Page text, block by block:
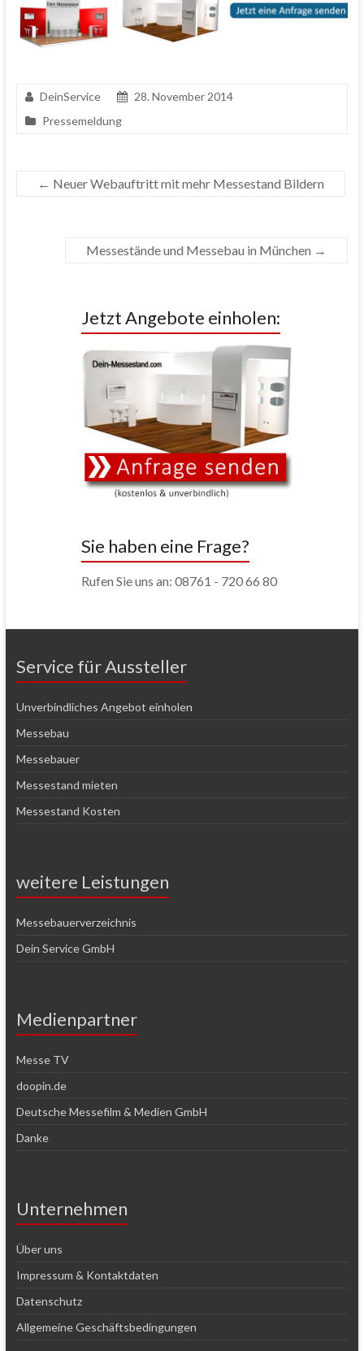
DeinService
28. November 2014
Pressemeldung
← Neuer Webauftritt mit mehr Messestand Bildern
Messestände und Messebau in München →
Jetzt Angebote einholen:
Sie haben eine Frage?
Rufen Sie uns an: 08761 - 720 66 80
Service für Aussteller
Unverbindliches Angebot einholen
Messebau
Messebauer
Messestand mieten
Messestand Kosten
weitere Leistungen
Messebauerverzeichnis
Dein Service GmbH
Medienpartner
Messe TV
doopin.de
Deutsche Messefilm & Medien GmbH
Danke
Unternehmen
Über uns
Impressum & Kontaktdaten
Datenschutz
Allgemeine Geschäftsbedingungen